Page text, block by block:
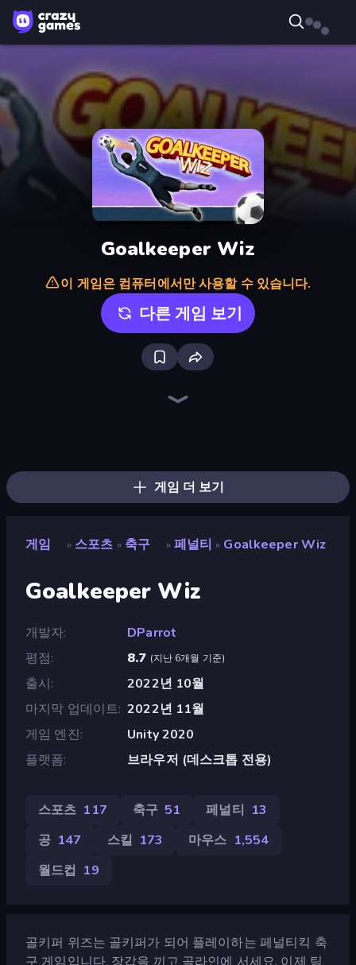
Goalkeeper Wiz
이 게임은 컴퓨터에서만 사용할 수 있습니다.
다른 게임 보기
게임 더 보기
게임 » 스포츠 » 축구 » 페널티 » Goalkeeper Wiz
Goalkeeper Wiz
개발자
DParrot
평점
8.7 (지난 6개월 기준)
출시
2022년 10월
마지막 업데이트 2022년 11월
게임 엔진
Unity 2020
플랫폼
브라우저 (데스크톱 전용)
스포츠 117 축구 51 페널티 13
공 147 스킬 173 마우스 1,554
월드컵 19
골키퍼 위즈는 골키퍼가 되어 플레이하는 페널티킥 축